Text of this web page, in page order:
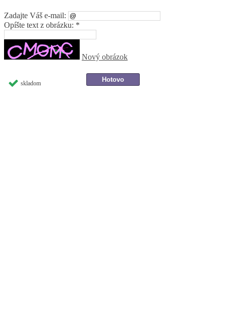
skladom
Zadajte Váš e-mail:
Opíšte text z obrázku: *
Nový obrázok